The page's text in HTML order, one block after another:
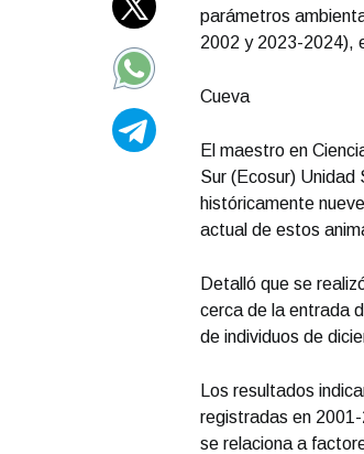
parámetros
2002 y 2023-2024),
Cueva
El maestro en
Sur (Ecosur)
históricamente
actual de estos
Detalló que se
cerca de la entrada
de individuos de
Los resultados
registradas en
se relaciona a